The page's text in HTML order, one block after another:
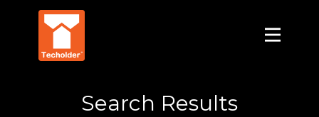
Search Results